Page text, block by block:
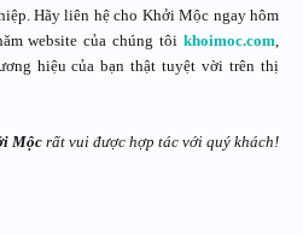
Hãy liên hệ cho Khởi Mộc ngay hôm
website của chúng tôikhoimoc.com
hiệu của bạn thật tuyệt vời trên thị
Mộcrất vui được hợp tác với quý khách!